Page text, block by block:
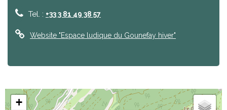
Tel. : +33 3 81 49 38 57
Website "Espace ludique du Gounefay hiver"
+